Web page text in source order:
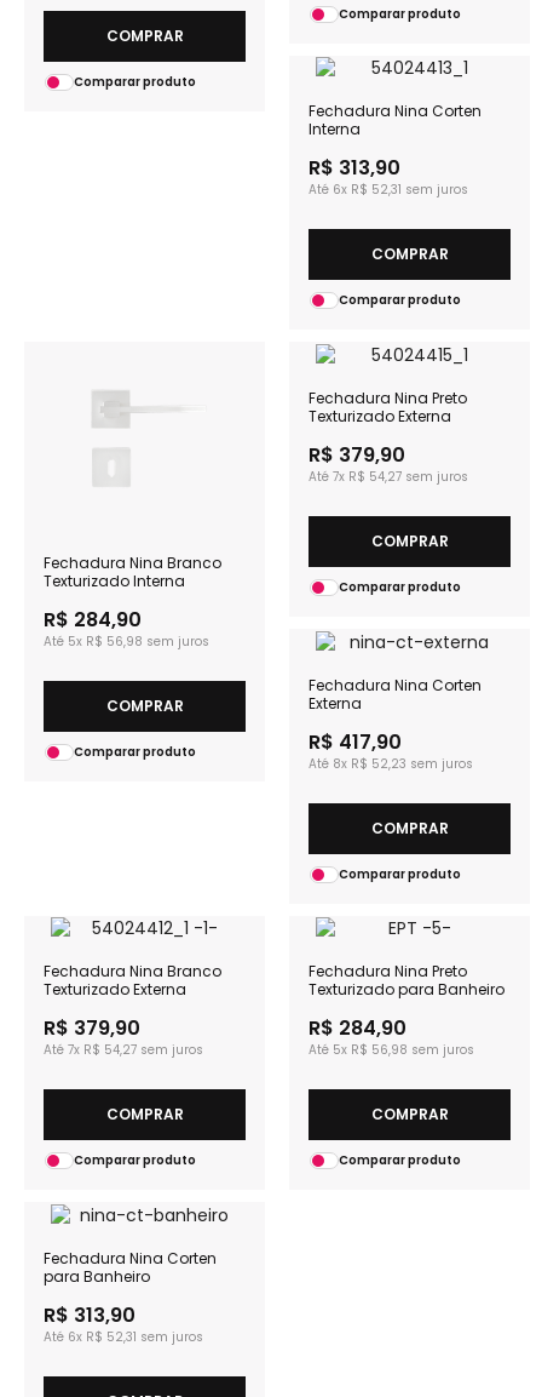
COMPRAR
Comparar produto
Comparar produto
Fechadura Nina Corten
Interna
R$ 313,90
6x R$ 52,31
COMPRAR
Comparar produto
Fechadura Nina Branco
Texturizado Interna
R$ 284,90
5x R$ 56,98
COMPRAR
Comparar produto
Fechadura Nina Preto
Texturizado Externa
R$ 379,90
7x R$ 54,27
COMPRAR
Comparar produto
Fechadura Nina Corten
Externa
R$ 417,90
8x R$ 52,23
COMPRAR
Comparar produto
Fechadura Nina Branco
Texturizado Externa
R$ 379,90
7x R$ 54,27
COMPRAR
Comparar produto
Fechadura Nina Preto
Texturizado para Banheiro
R$ 284,90
5x R$ 56,98
COMPRAR
Comparar produto
Fechadura Nina Corten
para Banheiro
R$ 313,90
6x R$ 52,31